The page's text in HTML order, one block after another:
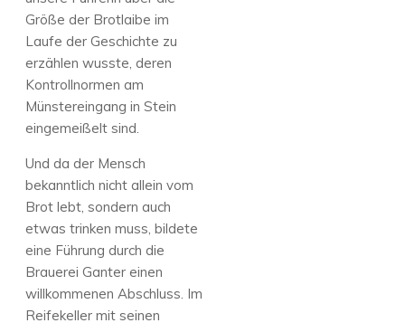
Größe der Brotlaibe im
Laufe der Geschichte zu
erzählen wusste, deren
Kontrollnormen am
Münstereingang in Stein
eingemeißelt sind.
Und da der Mensch
bekanntlich nicht allein vom
Brot lebt, sondern auch
etwas trinken muss, bildete
eine Führung durch die
Brauerei Ganter einen
willkommenen Abschluss. Im
Reifekeller mit seinen